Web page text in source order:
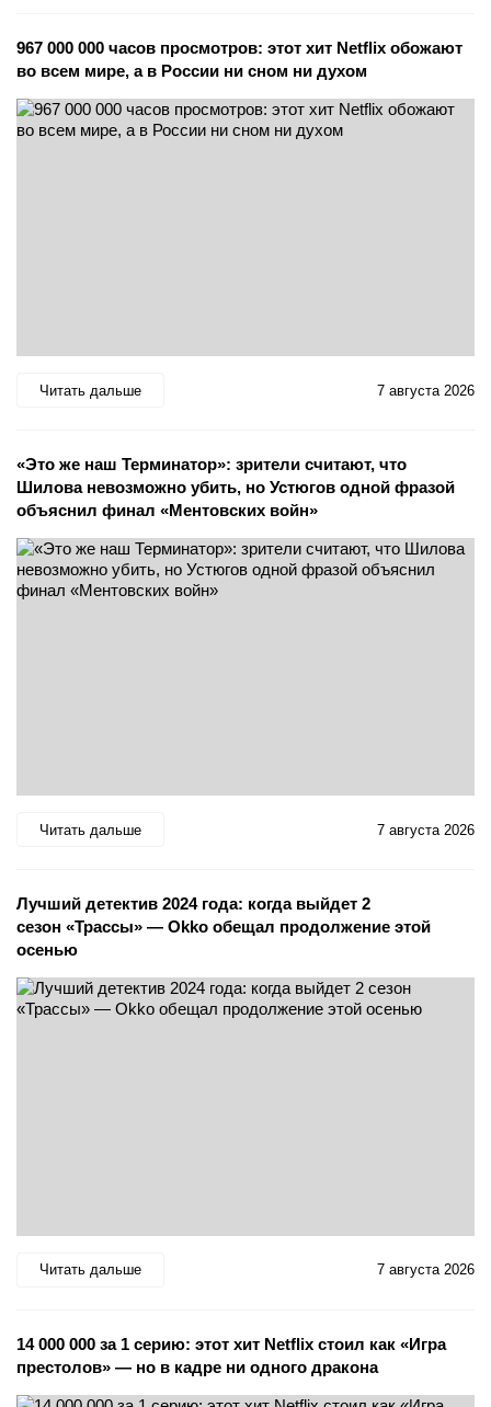
967 000 000 часов просмотров: этот хит Netflix обожают
во всем мире, а в России ни сном ни духом
Читать дальше 7 августа 2026
«Это же наш Терминатор»: зрители считают, что
Шилова невозможно убить, но Устюгов одной фразой
объяснил финал «Ментовских войн»
Читать дальше 7 августа 2026
Лучший детектив 2024 года: когда выйдет 2
сезон «Трассы» — Okko обещал продолжение этой
осенью
Читать дальше 7 августа 2026
14 000 000 за 1 серию: этот хит Netflix стоил как «Игра
престолов» — но в кадре ни одного дракона